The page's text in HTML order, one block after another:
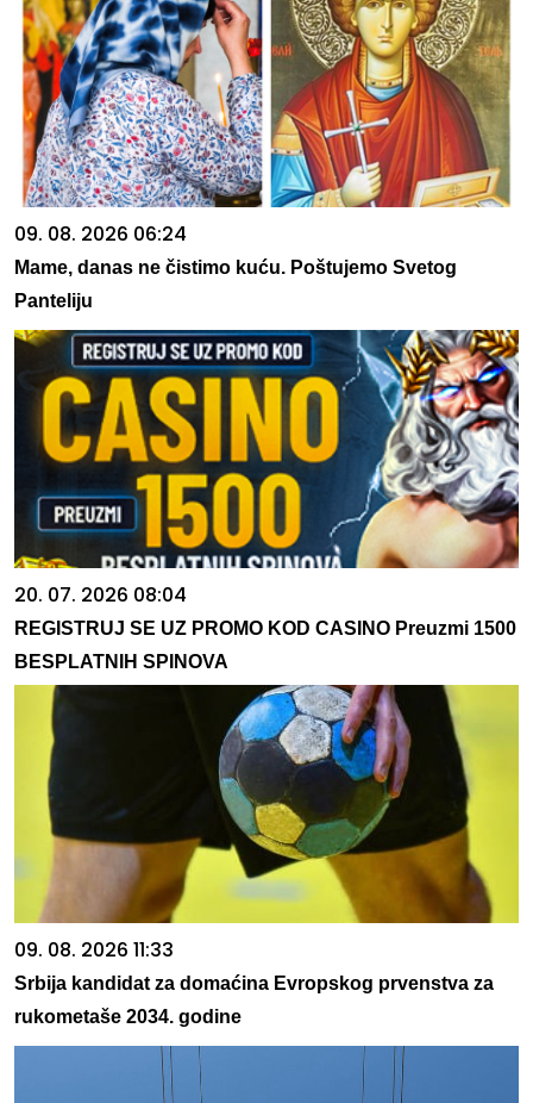
09. 08. 2026 06:24
Mame, danas ne čistimo kuću. Poštujemo Svetog
Panteliju
20. 07. 2026 08:04
REGISTRUJ SE UZ PROMO KOD CASINO Preuzmi 1500
BESPLATNIH SPINOVA
09. 08. 2026 11:33
Srbija kandidat za domaćina Evropskog prvenstva za
rukometaše 2034. godine